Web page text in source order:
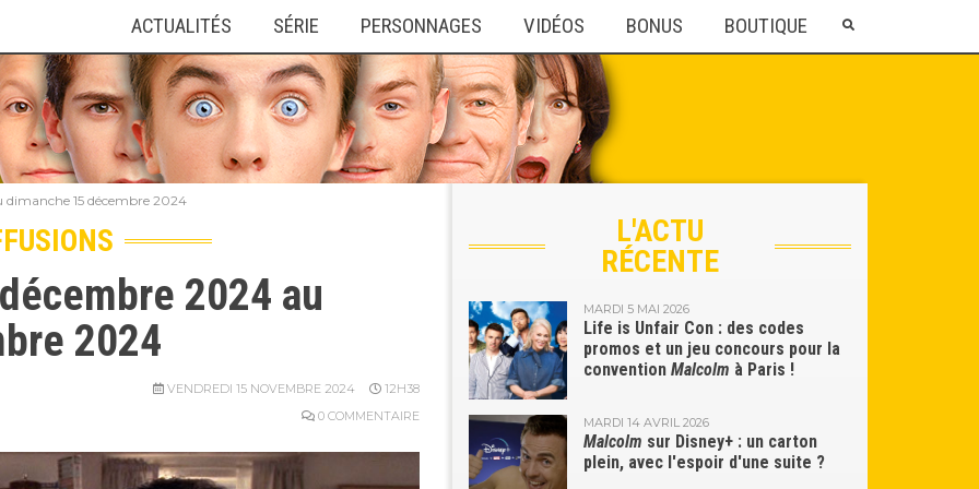
ACTUALITÉS SÉRIE PERSONNAGES VIDÉOS BONUS BOUTIQUE
15 décembre 2024
2024 au
2024
VENDREDI 15 NOVEMBRE 2024
12H38
0 COMMENTAIRE
L'ACTU
RÉCENTE
MARDI 5 MAI 2026
Life is Unfair Con : des codes
promos et un jeu concours pour la
convention Malcolm à Paris !
MARDI 14 AVRIL 2026
Malcolm sur Disney+ : un carton
plein, avec l'espoir d'une suite ?